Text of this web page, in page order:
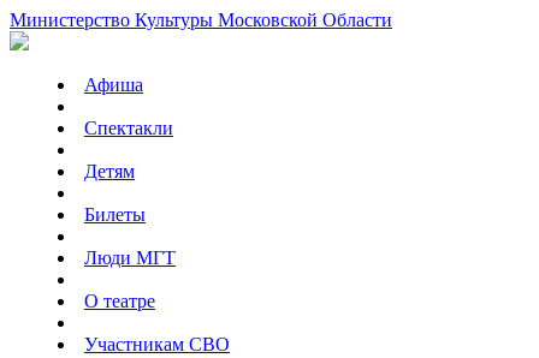
Министерство Культуры Московской Области
Афиша
Спектакли
Детям
Билеты
Люди МГТ
О театре
Участникам СВО